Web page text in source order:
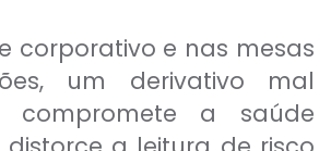
corporativo e nas mesas
um derivativo mal
compromete a saúde